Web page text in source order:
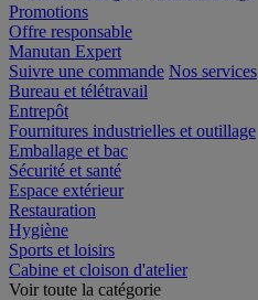
Promotions
Offre responsable
Manutan Expert
Suivre une commande Nos services
Bureau et télétravail
Entrepôt
Fournitures industrielles et outillage
Emballage et bac
Sécurité et santé
Espace extérieur
Restauration
Hygiène
Sports et loisirs
Cabine et cloison d'atelier
Voir toute la catégorie